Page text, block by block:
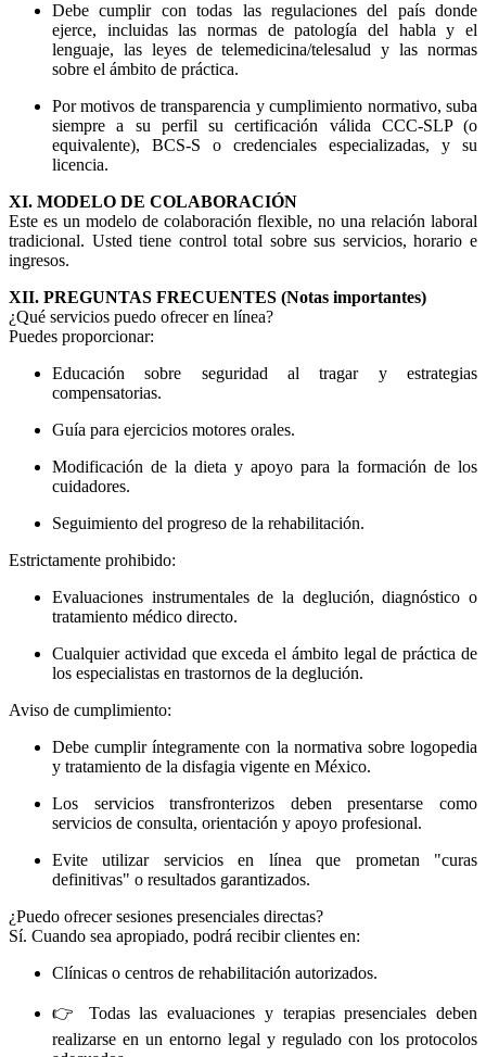
Debe cumplir con todas las regulaciones del país donde
ejerce, incluidas las normas de patología del habla y el
lenguaje, las leyes de telemedicina/telesalud y las normas
sobre el ámbito de práctica.
Por motivos de transparencia y cumplimiento normativo, suba
siempre a su perfil su certificación válida CCC-SLP (o
equivalente), BCS-S o credenciales especializadas, y su
licencia.
XI. MODELO DE COLABORACIÓN
Este es un modelo de colaboración flexible, no una relación laboral
tradicional. Usted tiene control total sobre sus servicios, horario e
ingresos.
XII. PREGUNTAS FRECUENTES (Notas importantes)
¿Qué servicios puedo ofrecer en línea?
Puedes proporcionar:
Educación sobre seguridad al tragar y estrategias
compensatorias.
Guía para ejercicios motores orales.
Modificación de la dieta y apoyo para la formación de los
cuidadores.
Seguimiento del progreso de la rehabilitación.
Estrictamente prohibido:
Evaluaciones instrumentales de la deglución, diagnóstico o
tratamiento médico directo.
Cualquier actividad que exceda el ámbito legal de práctica de
los especialistas en trastornos de la deglución.
Aviso de cumplimiento:
Debe cumplir íntegramente con la normativa sobre logopedia
y tratamiento de la disfagia vigente en México.
Los servicios transfronterizos deben presentarse como
servicios de consulta, orientación y apoyo profesional.
Evite utilizar servicios en línea que prometan "curas
definitivas" o resultados garantizados.
¿Puedo ofrecer sesiones presenciales directas?
Sí. Cuando sea apropiado, podrá recibir clientes en:
Clínicas o centros de rehabilitación autorizados.
👉 Todas las evaluaciones y terapias presenciales deben
realizarse en un entorno legal y regulado con los protocolos